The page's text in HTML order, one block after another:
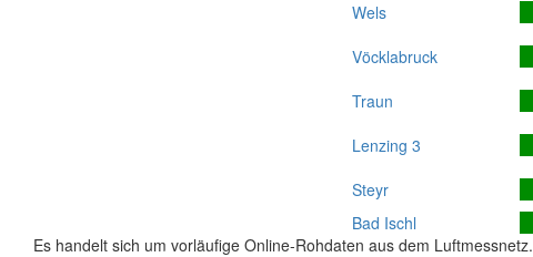
Wels
Vöcklabruck
Traun
Lenzing 3
Steyr
Bad Ischl
Es handelt sich um vorläufige Online-Rohdaten aus dem Luftmessnetz.